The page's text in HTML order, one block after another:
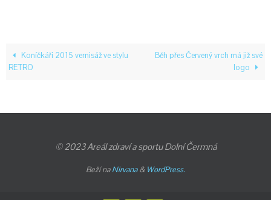
Koníčkáři 2015 vernisáž ve stylu
RETRO
Běh přes Červený vrch má již své
logo
© 2023 Areál zdraví a sportu Dolní Čermná
Beží naNirvana& WordPress.